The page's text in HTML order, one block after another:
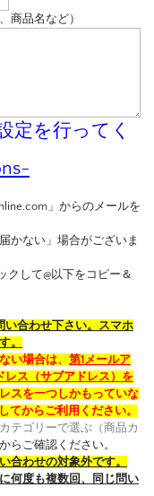
商品名など）
定を行ってく
」からのメールを
かない」場合がございま
クして@以下をコピー＆
合わせ下さい。スマホ
。
い場合は、 第1メールア
レス（サブアドレス）を
スを一つしかもっていな
てからご利用ください。
カテゴリーで選ぶ（商品カ
らご確認ください。
合わせの対象外です。
何度も複数回、同じ問い